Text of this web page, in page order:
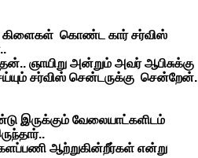
கொண்ட கார் சர்விஸ்
ஞாயிறு அன்றும் அவர் ஆபிசுக்கு
சர்விஸ் சென்டருக்கு சென்றேன்.
இருக்கும் வேலையாட்களிடம்
ஆற்றுகின்றீர்கள் என்று